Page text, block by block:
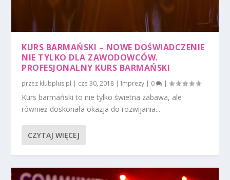
KURS BARMAŃSKI – NOWE DOŚWIADCZENIE
NIE TYLKO DLA ZAWODOWCÓW.
PROFESJONALNY KURS BARMAŃSKI
przez klubplus.pl | cze 30, 2018 | Imprezy | 0 |
Kurs barmański to nie tylko świetna zabawa, ale
również doskonała okazja do rozwijania...
CZYTAJ WIĘCEJ